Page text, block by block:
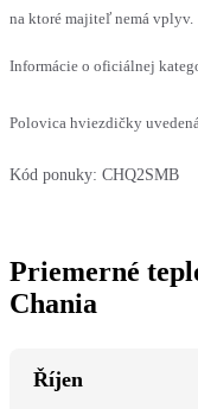
na ktoré majiteľ nemá vplyv.
Informácie o oficiálnej
Polovica hviezdičky
Kód ponuky: CHQ2SMB
Priemerné
Chania
Říjen